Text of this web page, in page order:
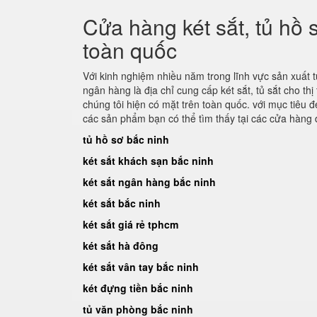
Cửa hàng két sắt, tủ hồ
toàn quốc
Với kinh nghiệm nhiều năm trong lĩnh vực sản xuất
ngân hàng là địa chỉ cung cấp két sắt, tủ sắt cho
chúng tôi hiện có mặt trên toàn quốc. với mục tiêu
các sản phẩm bạn có thể tìm thấy tại các cửa hàng
tủ hồ sơ bắc ninh
két sắt khách sạn bắc ninh
két sắt ngân hàng bắc ninh
két sắt bắc ninh
két sắt giá rẻ tphcm
két sắt hà đông
két sắt vân tay bắc ninh
két đựng tiền bắc ninh
tủ văn phòng bắc ninh